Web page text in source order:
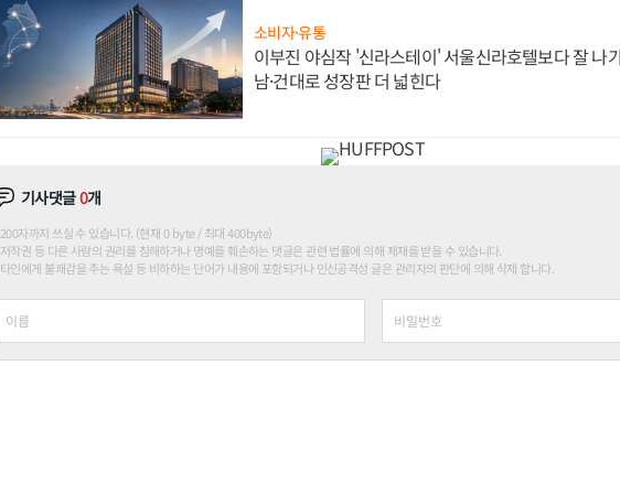
소비자·유통
이부진 야심작 '신라스테이' 서울신라호텔보다 잘 나
남·건대로 성장판 더 넓힌다
기사댓글0개
200자까지 쓰실 수 있습니다. (현재 0 byte / 최대 400byte)
저작권 등 다른 사람의 권리를 침해하거나 명예를 훼손하는 댓글은 관련 법률에 의해 제재를 받을 수 있습니다.
타인에게 불쾌감을 주는 욕설 등 비하하는 단어가 내용에 포함되거나 인신공격성 글은 관리자의 판단에 의해 삭제 합니다.